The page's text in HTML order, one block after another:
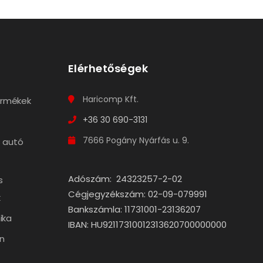
autó
Elérhetőségek
Haricomp Kft.
+36 30 690-3131
7666 Pogány Nyárfás u. 9.
Adószám: 24323257-2-02
Cégjegyzékszám: 02-09-079991
Bankszámla: 11731001-23136207
IBAN: HU92117310012313620700000000